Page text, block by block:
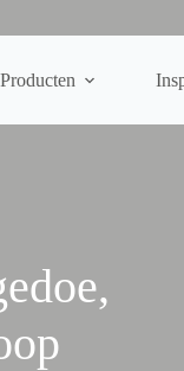
Producten